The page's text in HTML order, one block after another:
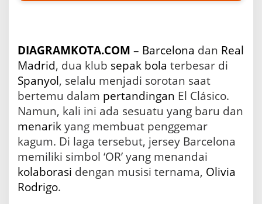
E
l
l
á
s
c
o
DIAGRAMKOTA.COM – Barcelona dan Real
Madrid, dua klub sepak bola terbesar di
Spanyol, selalu menjadi sorotan saat
bertemu dalam pertandingan El Clásico.
Namun, kali ini ada sesuatu yang baru dan
menarikyang membuat penggemar
kagum. Di laga tersebut, jersey Barcelona
memiliki simbol ‘OR’ yang menandai
kolaborasi dengan musisi ternama, Olivia
Rodrigo.